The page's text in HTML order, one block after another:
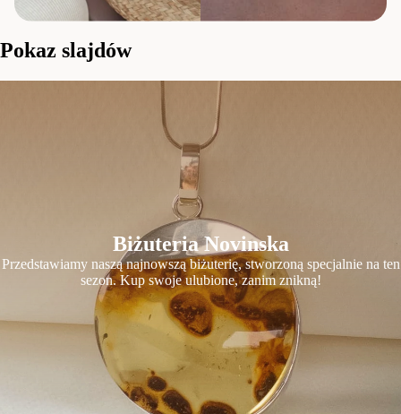
Pokaz slajdów
Biżuteria Novinska
Przedstawiamy naszą najnowszą biżuterię, stworzoną specjalnie na ten
sezon. Kup swoje ulubione, zanim znikną!